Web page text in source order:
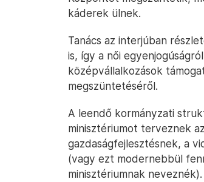
káderek ülnek.
Tanács az interjúban
is, így a női
középvállalkozások
megszüntetéséről.
A leendő kormányzati
minisztériumot terveznek
gazdaságfejlesztésnek, a
(vagy ezt modernebbül
minisztériumnak